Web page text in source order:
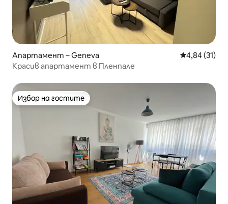
Апартамент – Geneva Средна
4,84 (31)
Красив апартамент в Пленпале
Избор на гостите
Избор на гостите